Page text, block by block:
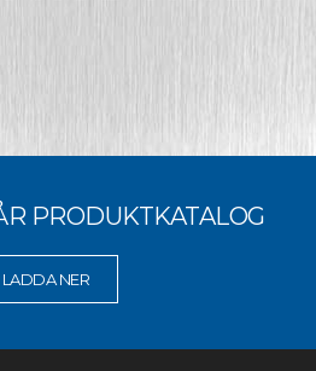
PRODUKTKATALOG
LADDA NER